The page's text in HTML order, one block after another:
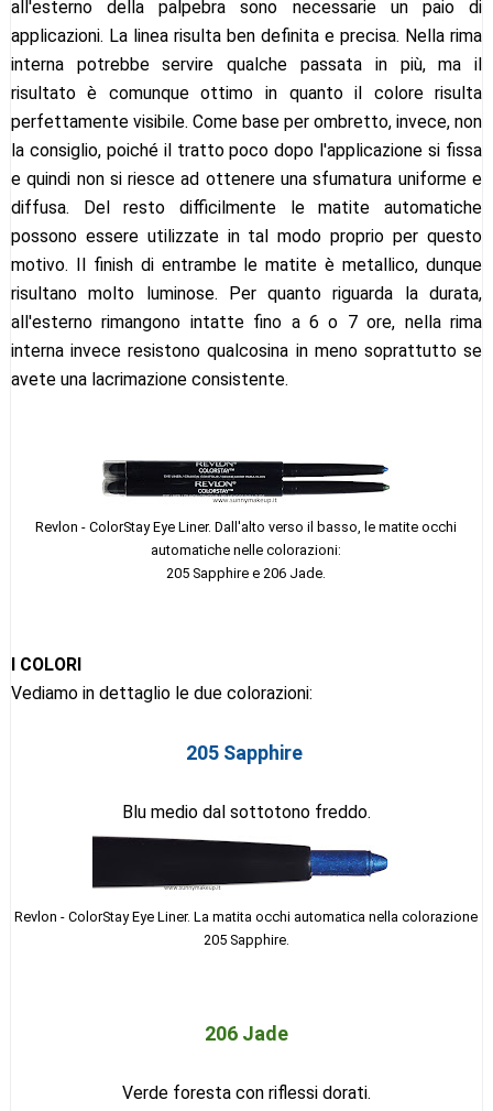
all'esterno della palpebra sono necessarie un paio di
applicazioni. La linea risulta ben definita e precisa. Nella rima
interna potrebbe servire qualche passata in più, ma il
risultato è comunque ottimo in quanto il colore risulta
perfettamente visibile. Come base per ombretto, invece, non
la consiglio, poiché il tratto poco dopo l'applicazione si fissa
e quindi non si riesce ad ottenere una sfumatura uniforme e
diffusa. Del resto difficilmente le matite automatiche
possono essere utilizzate in tal modo proprio per questo
motivo. Il finish di entrambe le matite è metallico, dunque
risultano molto luminose. Per quanto riguarda la durata,
all'esterno rimangono intatte fino a 6 o 7 ore, nella rima
interna invece resistono qualcosina in meno soprattutto se
avete una lacrimazione consistente.
Revlon - ColorStay Eye Liner. Dall'alto verso il basso, le matite occhi
automatiche nelle colorazioni:
205 Sapphire e 206 Jade.
I COLORI
Vediamo in dettaglio le due colorazioni:
205 Sapphire
Blu medio dal sottotono freddo.
Revlon - ColorStay Eye Liner. La matita occhi automatica nella colorazione
205 Sapphire.
206 Jade
Verde foresta con riflessi dorati.